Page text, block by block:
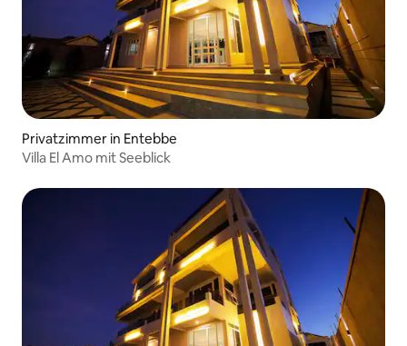
Privatzimmer in Entebbe
Villa El Amo mit Seeblick